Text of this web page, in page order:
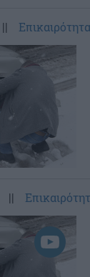
|| Επικαιρότητα
||